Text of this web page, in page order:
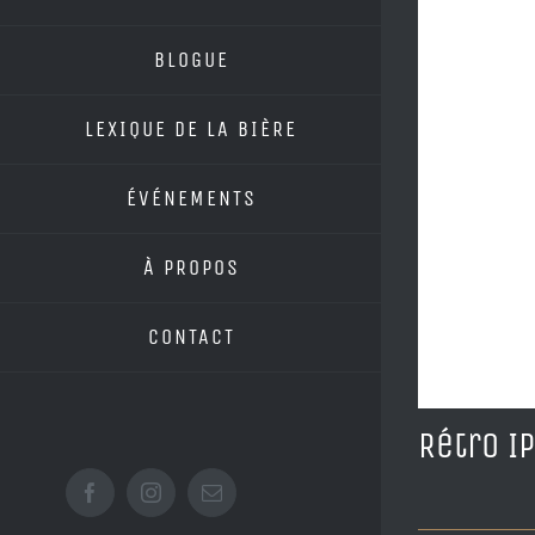
BLOGUE
LEXIQUE DE LA BIÈRE
ÉVÉNEMENTS
À PROPOS
CONTACT
FacebookInstagramEmail
Rétro